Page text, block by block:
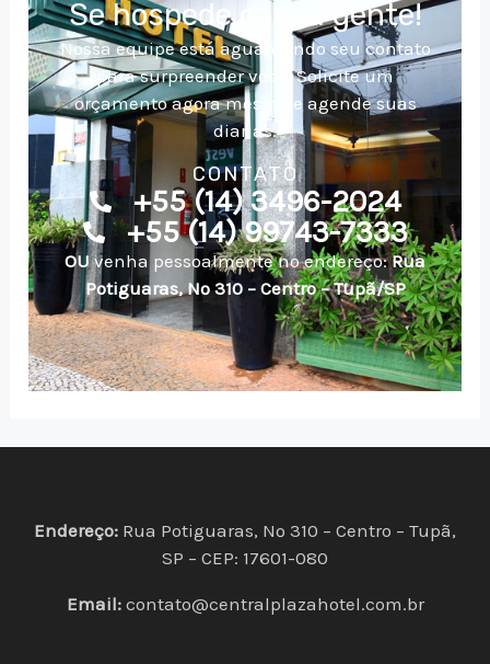
Se hospede com a gente!
Nossa equipe está aguardando seu contato
para surpreender você! Solicite um
orçamento agora mesmo e agende suas
diarias.
CONTATO
+55 (14) 3496-2024
+55 (14) 99743-7333
OUvenha pessoalmente no endereço:Rua
Potiguaras, Nº 310 – Centro – Tupã/SP
Endereço: Rua Potiguaras, Nº 310 – Centro – Tupã,
SP – CEP: 17601-080
Email: contato@centralplazahotel.com.br